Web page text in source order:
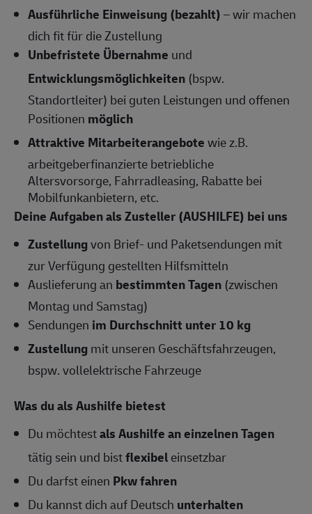
Ausführliche Einweisung (bezahlt)– wir machen
dich fit für die Zustellung
Unbefristete Übernahme und
Entwicklungsmöglichkeiten (bspw.
Standortleiter) bei guten Leistungen und offenen
Positionen möglich
Attraktive Mitarbeiterangebotewie z.B.
arbeitgeberfinanzierte betriebliche
Altersvorsorge, Fahrradleasing, Rabatte bei
Mobilfunkanbietern, etc.
Deine Aufgaben als Zusteller (AUSHILFE) bei uns
Zustellungvon Brief- und Paketsendungen mit
zur Verfügung gestellten Hilfsmitteln
Auslieferung an bestimmten Tagen (zwischen
Montag und Samstag)
Sendungen im Durchschnitt unter 10 kg
Zustellungmit unseren Geschäftsfahrzeugen,
bspw. vollelektrische Fahrzeuge
Was du als Aushilfe bietest
Du möchtestals Aushilfe an einzelnen Tagen
tätig sein und bistflexibeleinsetzbar
Du darfst einen Pkw fahren
Du kannst dich auf Deutsch unterhalten